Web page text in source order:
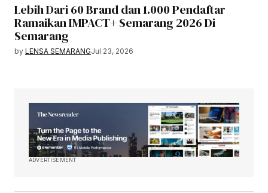
Lebih Dari 60 Brand dan 1.000 Pendaftar
Ramaikan IMPACT+ Semarang 2026 Di
Semarang
by LENSA SEMARANGJul 23, 2026
ADVERTISEMENT